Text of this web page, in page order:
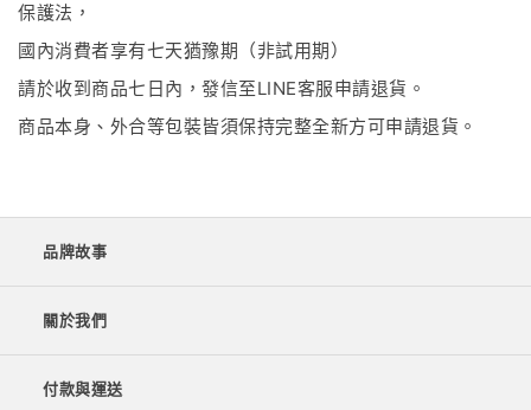
保護法，
國內消費者享有七天猶豫期（非試用期）
請於收到商品七日內，發信至LINE客服申請退貨。
商品本身、外合等包裝皆須保持完整全新方可申請退貨。
品牌故事
關於我們
付款與運送